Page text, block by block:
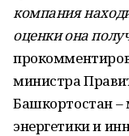
компания
оценки она
министра
Башкортостан
энергетики и